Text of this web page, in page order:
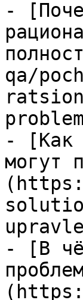
-
qa/
- [Как
могут
- [В